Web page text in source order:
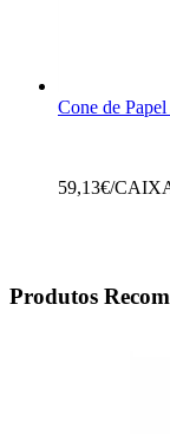
Cone de
59,13€/
Produtos